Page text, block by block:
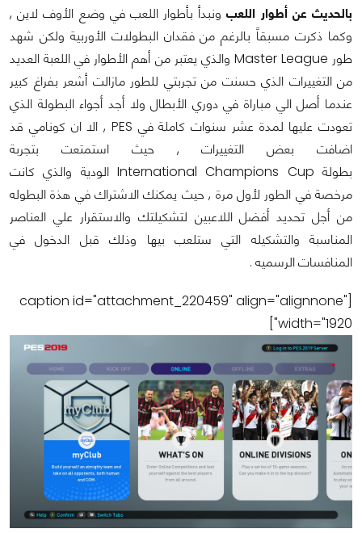
بالحديث عن أطوار اللعبونبدأ بأطوار اللعب في وضع الأوف لاين ,
وكما ذكرت مسبقاً بالرغم من فقدان البطولات الأوربية ولكن شهد
طور Master League والذي يعتبر من أهم الأطوار في اللعبة العديد
من التغييرات الذي حسنت من تجربتي للطور مازالت أشعر بفراغ كبير
عندما أصل الي مباراة في دوري الأبطال ولا أجد أجواء البطولة الذي
تعودت عليها لمدة عشر سنوات كاملة في PES , الا ان كونامي قد
اضافت بعض التغييرات , حيث استمتعت بتجربة
بطولة International Champions Cup الودية والذي كانت
مرخصة في الطور لأول مرة , حيث يمكنك الاشتراك في هذة البطوله
من أجل تحديد أفضل اللاعبين لتشكيلتك والاستقرار علي العناصر
المناسبة والتشكيله التي ستلعب بيها وذلك قبل الدخول في
المنافسات الرسميه .
[caption id="attachment_220459" align="alignnone"
width="1920"]